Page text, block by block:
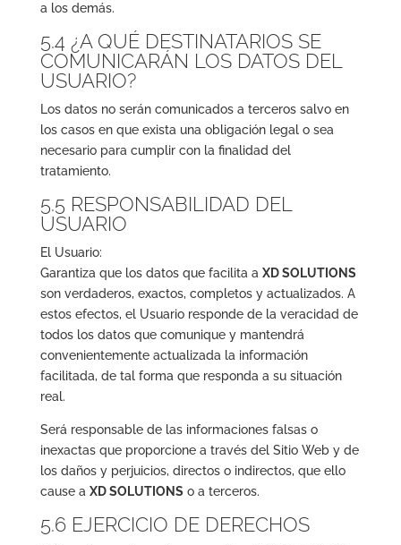
a los demás.
5.4 ¿A QUÉ DESTINATARIOS SE
COMUNICARÁN LOS DATOS DEL
USUARIO?
Los datos no serán comunicados a terceros salvo en
los casos en que exista una obligación legal o sea
necesario para cumplir con la finalidad del
tratamiento.
5.5 RESPONSABILIDAD DEL
USUARIO
El Usuario:
Garantiza que los datos que facilita a XD SOLUTIONS
son verdaderos, exactos, completos y actualizados. A
estos efectos, el Usuario responde de la veracidad de
todos los datos que comunique y mantendrá
convenientemente actualizada la información
facilitada, de tal forma que responda a su situación
real.
Será responsable de las informaciones falsas o
inexactas que proporcione a través del Sitio Web y de
los daños y perjuicios, directos o indirectos, que ello
cause a XD SOLUTIONSo a terceros.
5.6 EJERCICIO DE DERECHOS